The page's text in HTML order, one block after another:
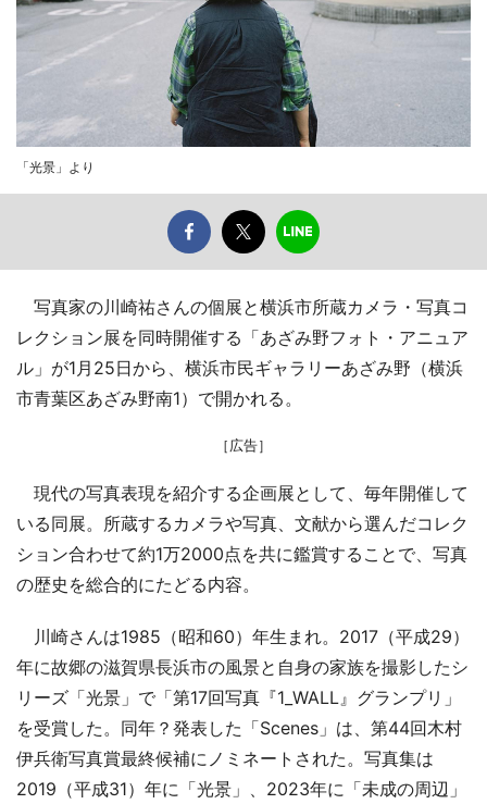
「光景」より
写真家の川崎祐さんの個展と横浜市所蔵カメラ・写真コ
レクション展を同時開催する「あざみ野フォト・アニュア
ル」が1月25日から、横浜市民ギャラリーあざみ野（横浜
市青葉区あざみ野南1）で開かれる。
［広告］
現代の写真表現を紹介する企画展として、毎年開催して
いる同展。所蔵するカメラや写真、文献から選んだコレク
ション合わせて約1万2000点を共に鑑賞することで、写真
の歴史を総合的にたどる内容。
川崎さんは1985（昭和60）年生まれ。2017（平成29）
年に故郷の滋賀県長浜市の風景と自身の家族を撮影したシ
リーズ「光景」で「第17回写真『1_WALL』グランプリ」
を受賞した。同年？発表した「Scenes」は、第44回木村
伊兵衛写真賞最終候補にノミネートされた。写真集は
2019（平成31）年に「光景」、2023年に「未成の周辺」